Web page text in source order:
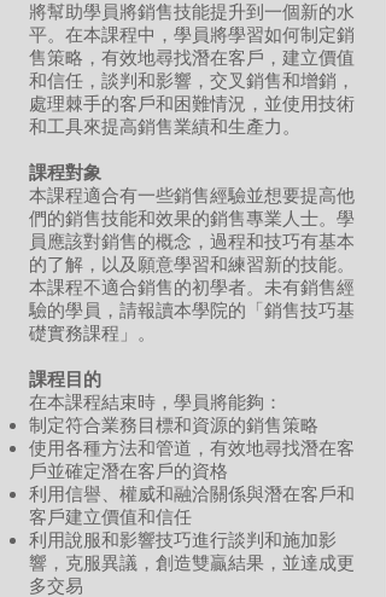
將幫助學員將銷售技能提升到一個新的水
平。在本課程中，學員將學習如何制定銷
售策略，有效地尋找潛在客戶，建立價值
和信任，談判和影響，交叉銷售和增銷，
處理棘手的客戶和困難情況，並使用技術
和工具來提高銷售業績和生產力。
課程對象
本課程適合有一些銷售經驗並想要提高他
們的銷售技能和效果的銷售專業人士。學
員應該對銷售的概念，過程和技巧有基本
的了解，以及願意學習和練習新的技能。
本課程不適合銷售的初學者。未有銷售經
驗的學員，請報讀本學院的「銷售技巧基
礎實務課程」。
課程目的
在本課程結束時，學員將能夠：
制定符合業務目標和資源的銷售策略
使用各種方法和管道，有效地尋找潛在客
戶並確定潛在客戶的資格
利用信譽、權威和融洽關係與潛在客戶和
客戶建立價值和信任
利用說服和影響技巧進行談判和施加影
響，克服異議，創造雙贏結果，並達成更
多交易